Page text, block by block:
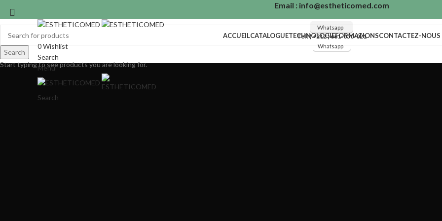
Email : info@estheticomed.com
Whatsapp
Tel : ( +212 ) 661-050-021
Whatsapp
ACCUEILCATALOGUETECHNOLOGIEFORMATIONSCONTACTEZ-NOUS
0Wishlist
Search
Menu
Search
Search
Start typing to see products you are looking for.